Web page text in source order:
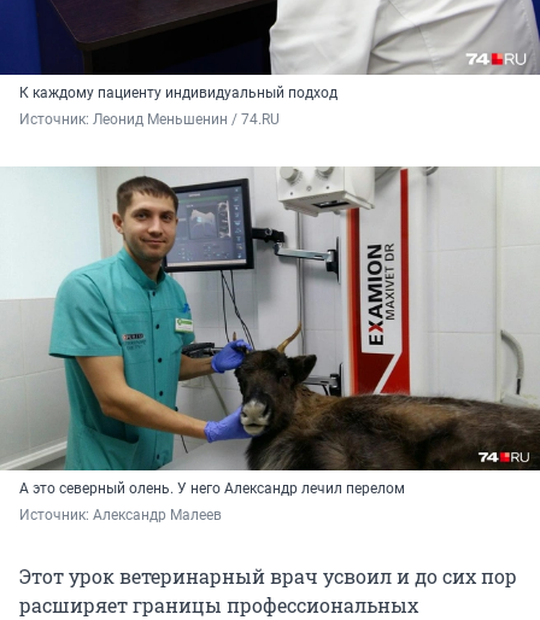
К каждому пациенту индивидуальный подход
Источник: Леонид Меньшенин / 74.RU
А это северный олень. У него Александр лечил перелом
Источник: Александр Малеев
Этот урок ветеринарный врач усвоил и до сих пор
расширяет границы профессиональных